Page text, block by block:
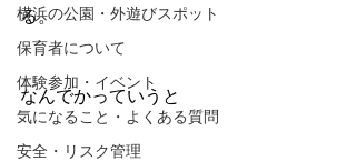
横浜の公園・外遊びスポット
保育者について
体験参加・イベント
気になること・よくある質問
安全・リスク管理
る。
なんでかっていうと